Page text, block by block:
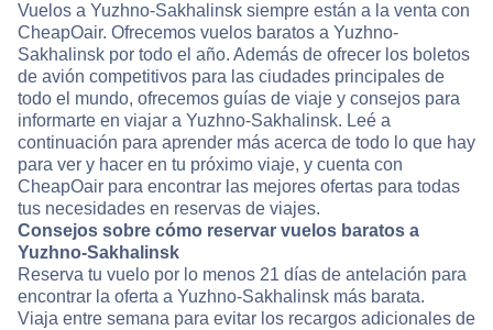
Vuelos a Yuzhno-Sakhalinsk siempre están a la venta con
CheapOair. Ofrecemos vuelos baratos a Yuzhno-
Sakhalinsk por todo el año. Además de ofrecer los boletos
de avión competitivos para las ciudades principales de
todo el mundo, ofrecemos guías de viaje y consejos para
informarte en viajar a Yuzhno-Sakhalinsk. Leé a
continuación para aprender más acerca de todo lo que hay
para ver y hacer en tu próximo viaje, y cuenta con
CheapOair para encontrar las mejores ofertas para todas
tus necesidades en reservas de viajes.
Consejos sobre cómo reservar vuelos baratos a
Yuzhno-Sakhalinsk
Reserva tu vuelo por lo menos 21 días de antelación para
encontrar la oferta a Yuzhno-Sakhalinsk más barata.
Viaja entre semana para evitar los recargos adicionales de